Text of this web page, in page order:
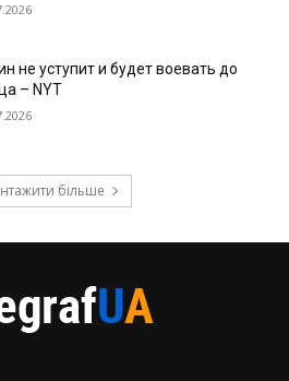
не уступит и будет воевать до
– NYT
більше